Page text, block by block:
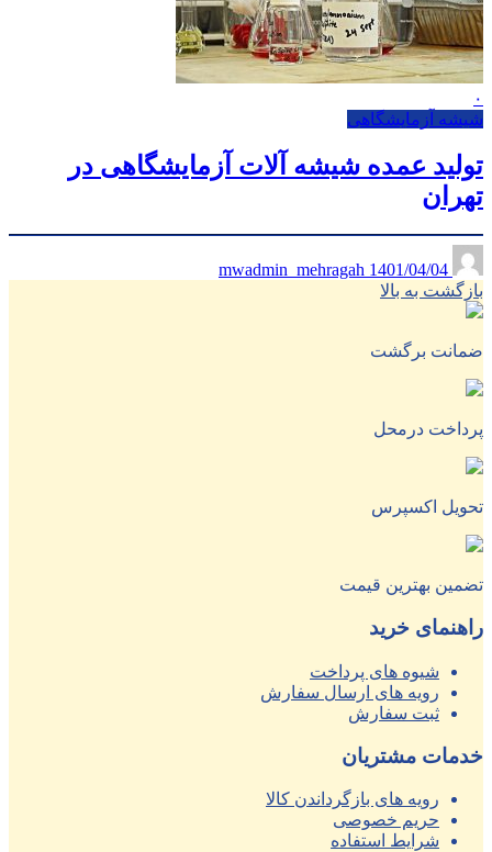
۰
شیشه آزمایشگاهی
تولید عمده شیشه آلات آزمایشگاهی در
تهران
1401/04/04
بازگشت به بالا
ضمانت برگشت
پرداخت درمحل
تحویل اکسپرس
تضمین بهترین قیمت
راهنمای خرید
شیوه های پرداخت
رویه های ارسال سفارش
ثبت سفارش
خدمات مشتریان
رویه های بازگرداندن کالا
حریم خصوصی
شرایط استفاده